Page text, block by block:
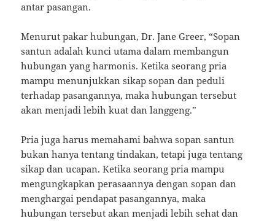
antar pasangan.
Menurut pakar hubungan, Dr. Jane Greer, “Sopan
santun adalah kunci utama dalam membangun
hubungan yang harmonis. Ketika seorang pria
mampu menunjukkan sikap sopan dan peduli
terhadap pasangannya, maka hubungan tersebut
akan menjadi lebih kuat dan langgeng.”
Pria juga harus memahami bahwa sopan santun
bukan hanya tentang tindakan, tetapi juga tentang
sikap dan ucapan. Ketika seorang pria mampu
mengungkapkan perasaannya dengan sopan dan
menghargai pendapat pasangannya, maka
hubungan tersebut akan menjadi lebih sehat dan